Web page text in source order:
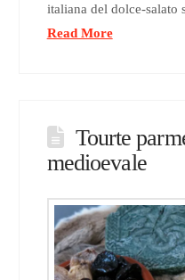
italiana del dolce-salato
Read More
Tourte
medioevale